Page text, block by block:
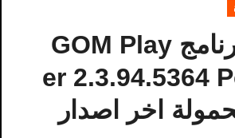
تحميل برنامج GOM Play
er 2.3.94.5364
اخر اصدار